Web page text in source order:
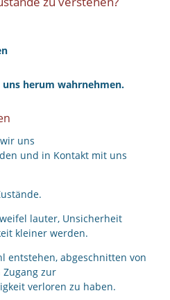
herum wahrnehmen.
uns
und in Kontakt mit uns
lauter, Unsicherheit
kleiner werden.
entstehen, abgeschnitten von
zur
verloren zu haben.